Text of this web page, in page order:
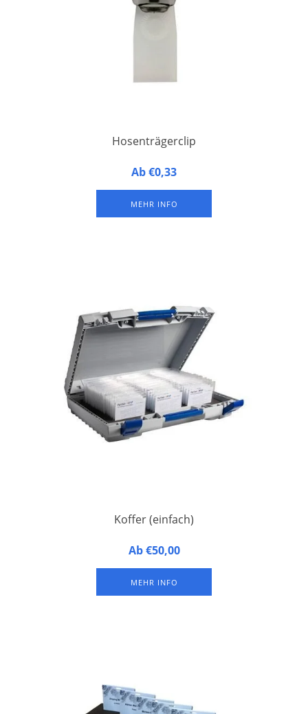
Hosenträgerclip
Hosenträgerclip aus Metall mit einer Lasche aus Kunststoff
Ab €0,33
MEHR INFO
Koffer (einfach)
Koffer für Namensschilder - geeignet für 1 Sortiersystem.
Namensschildgröße). Das Sortiersystem ist nicht im
Lieferumfang enthalten.
Ab €50,00
MEHR INFO